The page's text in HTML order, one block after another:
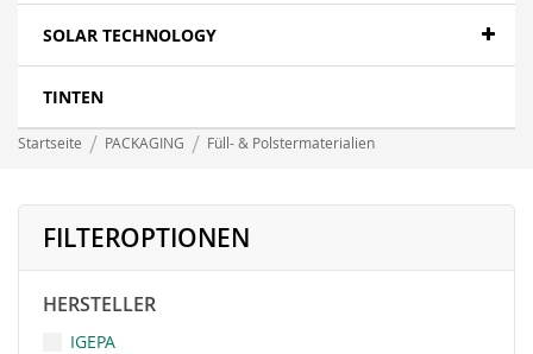
SOLAR TECHNOLOGY
TINTEN
Startseite PACKAGING Füll- & Polstermaterialien
FILTEROPTIONEN
HERSTELLER
IGEPA